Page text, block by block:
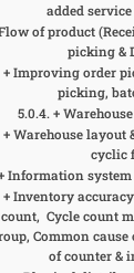
added
of product
picking &
+ Improving order
picking,
+
+ Warehouse layout
cyclic
Information system
+ Inventory
count, Cycle count
Common
of counter &